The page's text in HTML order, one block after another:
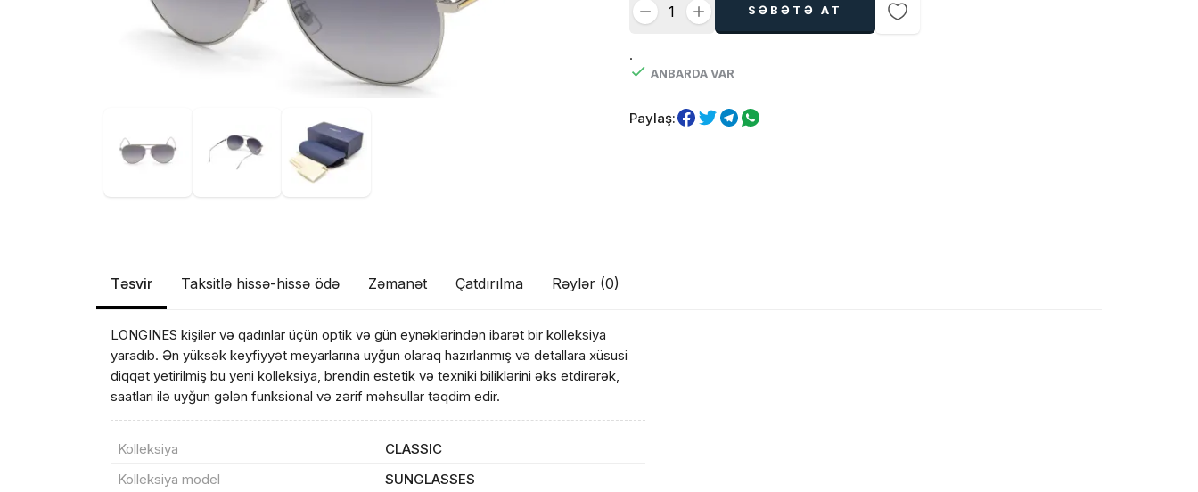
SƏBƏTƏ AT
.
ANBARDA VAR
Paylaş:
Təsvir Taksitlə hissə-hissə ödə Zəmanət Çatdırılma Rəylər (0)
LONGINES kişilər və qadınlar üçün optik və gün eynəklərindən ibarət bir kolleksiya
yaradıb. Ən yüksək keyfiyyət meyarlarına uyğun olaraq hazırlanmış və detallara xüsusi
diqqət yetirilmiş bu yeni kolleksiya, brendin estetik və texniki biliklərini əks etdirərək,
saatları ilə uyğun gələn funksional və zərif məhsullar təqdim edir.
Kolleksiya
CLASSIC
Kolleksiya model
SUNGLASSES
Məhsul(lar) səbətə əlavə edildi